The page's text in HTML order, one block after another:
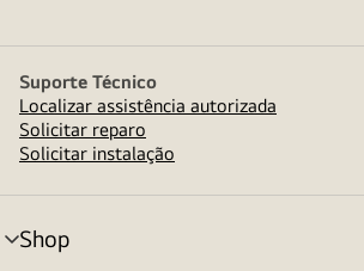
Suporte Técnico
Localizar assistência autorizada
Solicitar reparo
Solicitar instalação
Shop
alternar